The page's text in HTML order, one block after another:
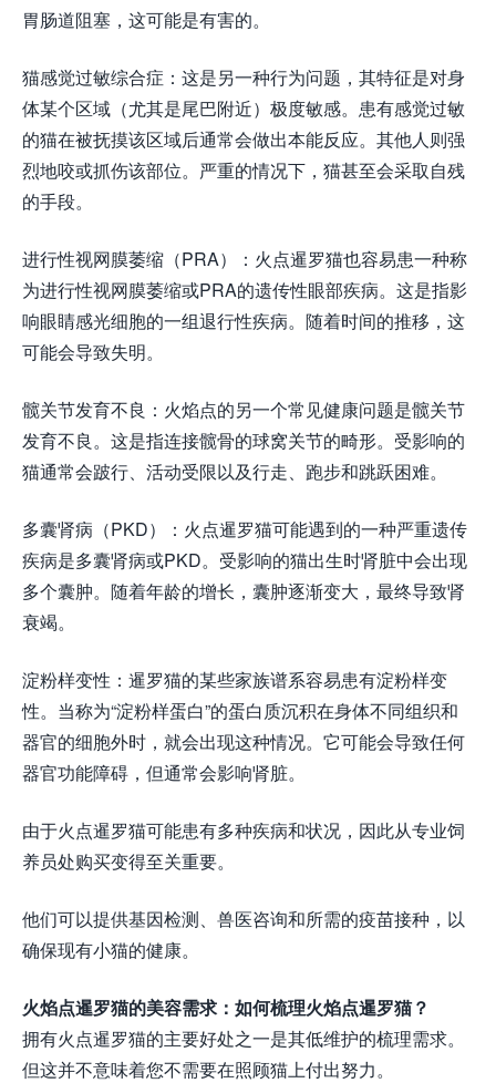
胃肠道阻塞，这可能是有害的。
猫感觉过敏综合症：这是另一种行为问题，其特征是对身
体某个区域（尤其是尾巴附近）极度敏感。患有感觉过敏
的猫在被抚摸该区域后通常会做出本能反应。其他人则强
烈地咬或抓伤该部位。严重的情况下，猫甚至会采取自残
的手段。
进行性视网膜萎缩（PRA）：火点暹罗猫也容易患一种称
为进行性视网膜萎缩或PRA的遗传性眼部疾病。这是指影
响眼睛感光细胞的一组退行性疾病。随着时间的推移，这
可能会导致失明。
髋关节发育不良：火焰点的另一个常见健康问题是髋关节
发育不良。这是指连接髋骨的球窝关节的畸形。受影响的
猫通常会跛行、活动受限以及行走、跑步和跳跃困难。
多囊肾病（PKD）：火点暹罗猫可能遇到的一种严重遗传
疾病是多囊肾病或PKD。受影响的猫出生时肾脏中会出现
多个囊肿。随着年龄的增长，囊肿逐渐变大，最终导致肾
衰竭。
淀粉样变性：暹罗猫的某些家族谱系容易患有淀粉样变
性。当称为“淀粉样蛋白”的蛋白质沉积在身体不同组织和
器官的细胞外时，就会出现这种情况。它可能会导致任何
器官功能障碍，但通常会影响肾脏。
由于火点暹罗猫可能患有多种疾病和状况，因此从专业饲
养员处购买变得至关重要。
他们可以提供基因检测、兽医咨询和所需的疫苗接种，以
确保现有小猫的健康。
火焰点暹罗猫的美容需求：如何梳理火焰点暹罗猫？
拥有火点暹罗猫的主要好处之一是其低维护的梳理需求。
但这并不意味着您不需要在照顾猫上付出努力。